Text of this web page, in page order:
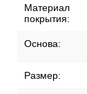
Материал
покрытия:
Основа:
Размер: